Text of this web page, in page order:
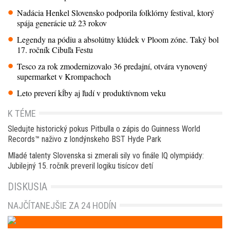
Nadácia Henkel Slovensko podporila folklórny festival, ktorý
spája generácie už 23 rokov
Legendy na pódiu a absolútny klúdek v Ploom zóne. Taký bol
17. ročník Cibuľa Festu
Tesco za rok zmodernizovalo 36 predajní, otvára vynovený
supermarket v Krompachoch
Leto preverí kĺby aj ľudí v produktívnom veku
K TÉME
Sledujte historický pokus Pitbulla o zápis do Guinness World
Records™ naživo z londýnskeho BST Hyde Park
Mladé talenty Slovenska si zmerali sily vo finále IQ olympiády:
Jubilejný 15. ročník preveril logiku tisícov detí
DISKUSIA
NAJČÍTANEJŠIE ZA 24 HODÍN